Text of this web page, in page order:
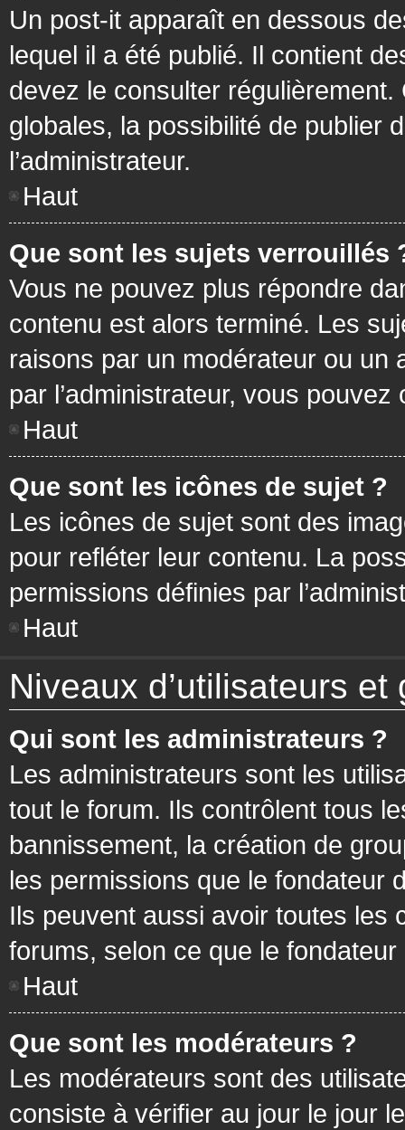
Un post-it apparaît en dessous
lequel il a été publié. Il contient
devez le consulter
globales, la possibilité de publier
l’administrateur.
Haut
Que sont les sujets verrouillés
Vous ne pouvez plus répondre
contenu est alors terminé. Les
raisons par un modérateur ou un
par l’administrateur, vous
Haut
Que sont les icônes de sujet ?
Les icônes de sujet sont des
pour refléter leur contenu. La
permissions définies par
Haut
Niveaux d’utilisateurs et
Qui sont les administrateurs ?
Les administrateurs sont les
tout le forum. Ils contrôlent tous
bannissement, la création de
les permissions que le fondateur
Ils peuvent aussi avoir toutes les
forums, selon ce que le
Haut
Que sont les modérateurs ?
Les modérateurs sont des
consiste à vérifier au jour le jour